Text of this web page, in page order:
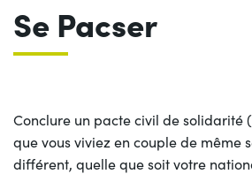
Contactez-nous
Se Pacser
Conclure un pacte civil de solidarité
que vous viviez en couple de même
différent, quelle que soit votre